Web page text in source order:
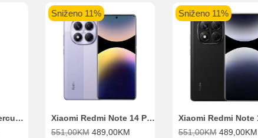
Range Extender Mercusys AX3000 ME80X Wi-Fi 6
Sniženo 11%
Xiaomi Redmi Note 14 Pro 8GB 256GB Ljubičasti
551,00KM 489,00KM
Sniženo 11%
551,00KM 489,00KM